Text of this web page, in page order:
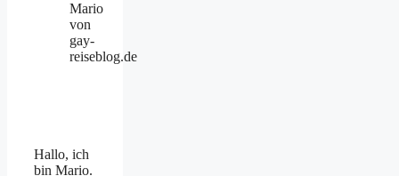
Mario
von
gay-
reiseblog.de
Hallo, ich
bin Mario.